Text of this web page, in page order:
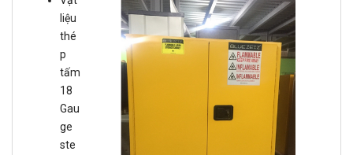
liệu
thé
p
tấm
18
Gau
ge
ste